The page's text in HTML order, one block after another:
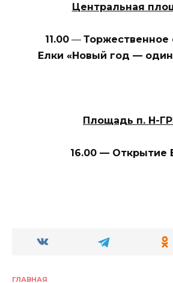
Центральная
11.00— Торжественное
Елки «Новый год — один
Площадь п. Н-
16.00 — Открытие
ГЛАВНАЯ